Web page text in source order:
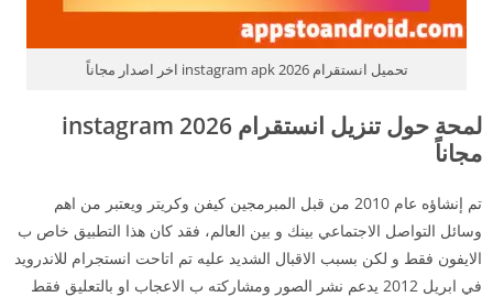
تحميل انستقرام 2026 instagram apk اخر اصدار مجاناً
لمحة حول تنزيل انستقرام 2026 instagram
مجاناً
تم إنشاؤه عام 2010 من قبل المبرمجين كيفن وكريتر ويعتبر من اهم
وسائل التواصل الاجتماعي بينك و بين العالم، فقد كان هذا التطبيق خاص ب
الايفون فقط و لكن بسبب الاقبال الشديد عليه تم اتاحت انستجرام للاندرويد
في ابريل 2012 يدعم نشر الصور ومشاركته ب الاعجاب او بالتعليق فقط